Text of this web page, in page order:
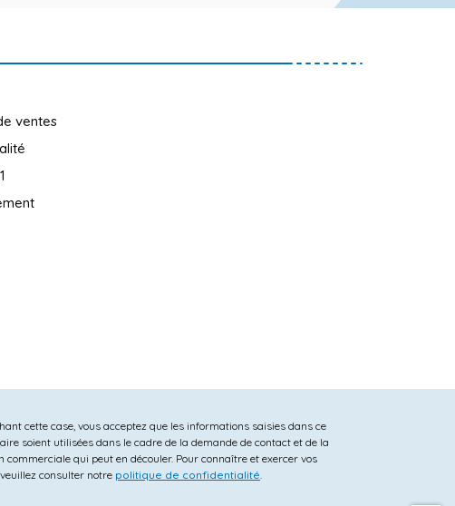
ventes
cette case, vous acceptez que les informations saisies dans ce
soient utilisées dans le cadre de la demande de contact et de la
commerciale qui peut en découler. Pour connaître et exercer vos
consulter notre politique de confidentialité.